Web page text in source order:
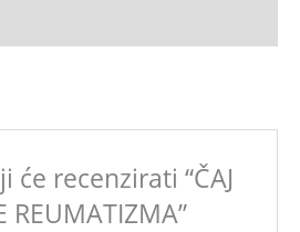
će recenzirati “ČAJ
REUMATIZMA”